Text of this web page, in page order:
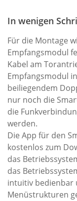
In wenigen
Für die Montage
Empfangsmodul
Kabel am
Empfangsmodul
beiliegendem
nur noch die
die
werden.
Die App für den
kostenlos zum
das
das
intuitiv bedienbar
Menüstrukturen